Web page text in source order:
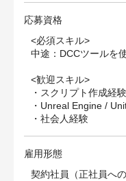
応募資格
<必須スキル>
中途：DCCツールを
<歓迎スキル>
・スクリプト作成経験
・Unreal Engine /
・社会人経験
雇用形態
契約社員（正社員への